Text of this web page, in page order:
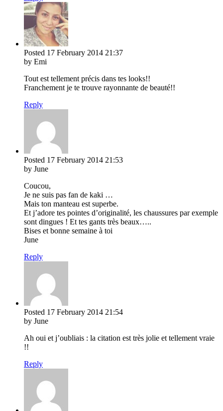
Posted 17 February 2014 21:37
by Emi
Tout est tellement précis dans tes looks!!
Franchement je te trouve rayonnante de beauté!!
Reply
Posted 17 February 2014 21:53
by June
Coucou,
Je ne suis pas fan de kaki …
Mais ton manteau est superbe.
Et j’adore tes pointes d’originalité, les chaussures par exemple
sont dingues ! Et tes gants très beaux…..
Bises et bonne semaine à toi
June
Reply
Posted 17 February 2014 21:54
by June
Ah oui et j’oubliais : la citation est très jolie et tellement vraie
!!
Reply